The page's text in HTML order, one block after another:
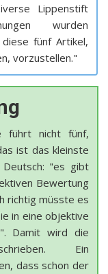
Lippenstift
wurden
fünf Artikel,
vorzustellen."
führt nicht fünf,
ist das kleinste
"es gibt
Bewertung
richtig müsste es
in eine objektive
Damit wird die
Ein
dass schon der